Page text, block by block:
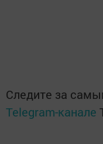
Следите за
Telegram-канале